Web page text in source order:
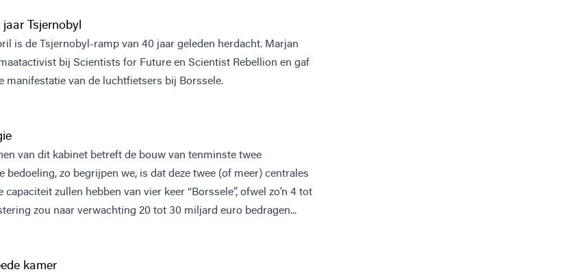
Tsjernobyl
is de Tsjernobyl-ramp van 40 jaar geleden herdacht. Marjan
bij Scientists for Future en Scientist Rebellion en gaf
manifestatie van de luchtfietsers bij Borssele.
van dit kabinet betreft de bouw van tenminste twee
bedoeling, zo begrijpen we, is dat deze twee (of meer) centrales
capaciteit zullen hebben van vier keer “Borssele”, ofwel zo’n 4 tot
zou naar verwachting 20 tot 30 miljard euro bedragen...
kamer